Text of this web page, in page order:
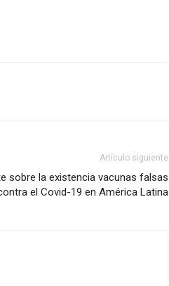
Artículo siguiente
sobre la existencia vacunas falsas
el Covid-19 en América Latina